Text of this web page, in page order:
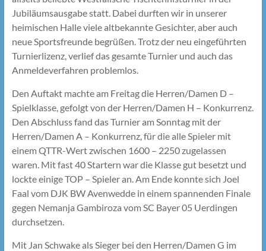
Jubiläumsausgabe statt. Dabei durften wir in unserer
heimischen Halle viele altbekannte Gesichter, aber auch
neue Sportsfreunde begrüßen. Trotz der neu eingeführten
Turnierlizenz, verlief das gesamte Turnier und auch das
Anmeldeverfahren problemlos.
Den Auftakt machte am Freitag die Herren/Damen D –
Spielklasse, gefolgt von der Herren/Damen H – Konkurrenz.
Den Abschluss fand das Turnier am Sonntag mit der
Herren/Damen A – Konkurrenz, für die alle Spieler mit
einem QTTR-Wert zwischen 1600 – 2250 zugelassen
waren. Mit fast 40 Startern war die Klasse gut besetzt und
lockte einige TOP – Spieler an. Am Ende konnte sich Joel
Faal vom DJK BW Avenwedde in einem spannenden Finale
gegen Nemanja Gambiroza vom SC Bayer 05 Uerdingen
durchsetzen.
Mit Jan Schwake als Sieger bei den Herren/Damen G im